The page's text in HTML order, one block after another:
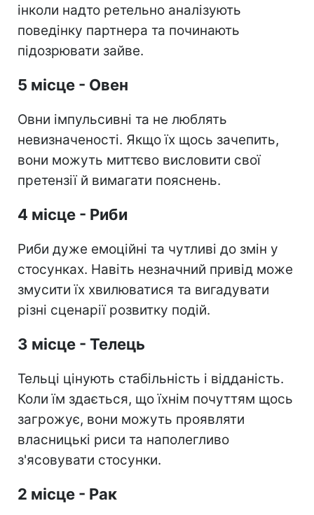
інколи надто ретельно аналізують
поведінку партнера та починають
підозрювати зайве.
5 місце - Овен
Овни імпульсивні та не люблять
невизначеності. Якщо їх щось зачепить,
вони можуть миттєво висловити свої
претензії й вимагати пояснень.
4 місце - Риби
Риби дуже емоційні та чутливі до змін у
стосунках. Навіть незначний привід може
змусити їх хвилюватися та вигадувати
різні сценарії розвитку подій.
3 місце - Телець
Тельці цінують стабільність і відданість.
Коли їм здається, що їхнім почуттям щось
загрожує, вони можуть проявляти
власницькі риси та наполегливо
з'ясовувати стосунки.
2 місце - Рак